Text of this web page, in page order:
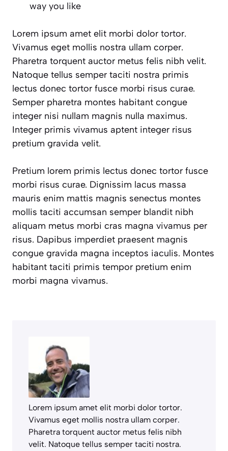
way you like
Lorem ipsum amet elit morbi dolor tortor.
Vivamus eget mollis nostra ullam corper.
Pharetra torquent auctor metus felis nibh velit.
Natoque tellus semper taciti nostra primis
lectus donec tortor fusce morbi risus curae.
Semper pharetra montes habitant congue
integer nisi nullam magnis nulla maximus.
Integer primis vivamus aptent integer risus
pretium gravida velit.
Pretium lorem primis lectus donec tortor fusce
morbi risus curae. Dignissim lacus massa
mauris enim mattis magnis senectus montes
mollis taciti accumsan semper blandit nibh
aliquam metus morbi cras magna vivamus per
risus. Dapibus imperdiet praesent magnis
congue gravida magna inceptos iaculis. Montes
habitant taciti primis tempor pretium enim
morbi magna vivamus.
Lorem ipsum amet elit morbi dolor tortor.
Vivamus eget mollis nostra ullam corper.
Pharetra torquent auctor metus felis nibh
velit. Natoque tellus semper taciti nostra.